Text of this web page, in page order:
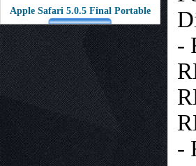
Apple Safari 5.0.5 Final Portable
-
-